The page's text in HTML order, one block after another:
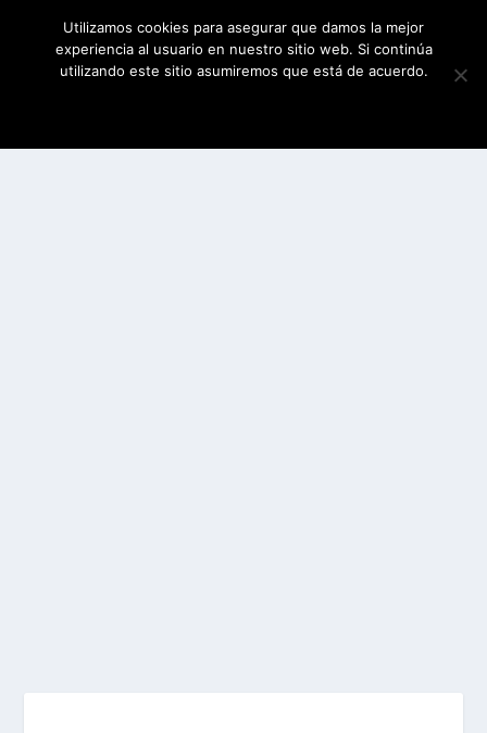
Utilizamos cookies para asegurar que damos la mejor
experiencia al usuario en nuestro sitio web. Si continúa
utilizando este sitio asumiremos que está de acuerdo.